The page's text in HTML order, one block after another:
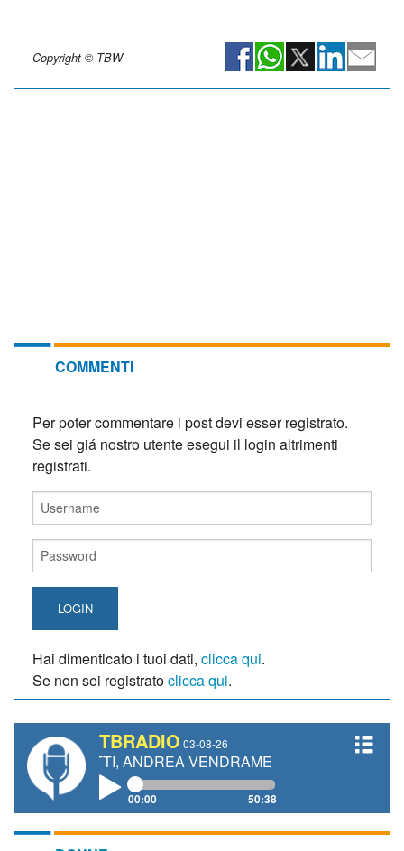
Copyright © TBW
COMMENTI
Per poter commentare i post devi esser registrato.
Se sei giá nostro utente esegui il login altrimenti
registrati.
LOGIN
Hai dimenticato i tuoi dati, clicca qui.
Se non sei registratoclicca qui.
TBRADIO 03-08-26
ANDREA VENDRAME, FILIPPO FIORELLI
00:00 50:38